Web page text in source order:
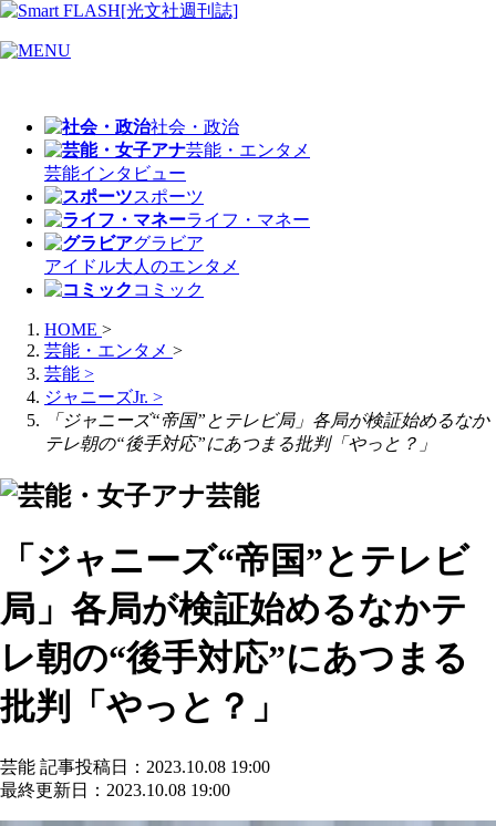
社会・政治
芸能・エンタメ
芸能インタビュー
スポーツ
ライフ・マネー
グラビア
アイドル大人のエンタメ
コミック
HOME >
芸能・エンタメ >
芸能 >
ジャニーズJr. >
「ジャニーズ“帝国”とテレビ局」各局が検証始めるなか
テレ朝の“後手対応”にあつまる批判「やっと？」
芸能
「ジャニーズ“帝国”とテレビ
局」各局が検証始めるなかテ
レ朝の“後手対応”にあつまる
批判「やっと？」
芸能 記事投稿日：2023.10.08 19:00
最終更新日：2023.10.08 19:00